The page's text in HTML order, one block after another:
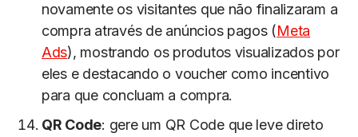
novamente os visitantes que não finalizaram a
compra através de anúncios pagos (Meta
Ads), mostrando os produtos visualizados por
eles e destacando o voucher como incentivo
para que concluam a compra.
QR Code: gere um QR Code que leve direto